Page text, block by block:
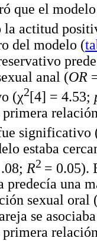
que el
la actitud
del modelo (
anal (OR
(χ2[4] = 4.53;
significativo
estaba
R2 = 0.05).
predecía una
sexual oral
se